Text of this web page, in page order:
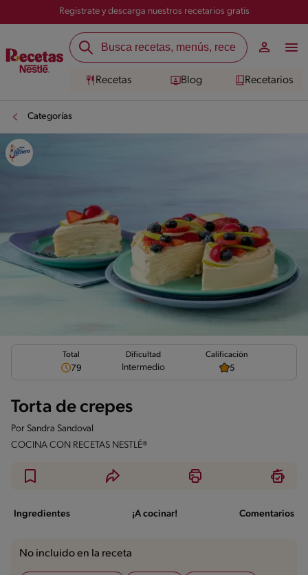
Registrate y descarga nuestros recetarios gratis
Recetas Blog Recetarios
Categorías
Total
79
Dificultad
Intermedio
Calificación
5
Torta de crepes
Por Sandra Sandoval
COCINA CON RECETAS NESTLÉ®
Ingredientes ¡A cocinar! Comentarios
No incluido en la receta